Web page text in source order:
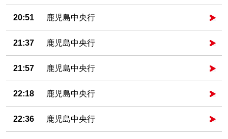
20:51 鹿児島中央行
21:37 鹿児島中央行
21:57 鹿児島中央行
22:18 鹿児島中央行
22:36 鹿児島中央行